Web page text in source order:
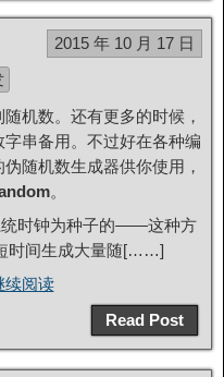
2015 年 10 月 17 日
机数。还有更多的时候，
串备用。不过好在各种编
随机数生成器供你使用，
。
统时钟为种子的——这种方
时间生成大量随[……]
续阅读
Read Post